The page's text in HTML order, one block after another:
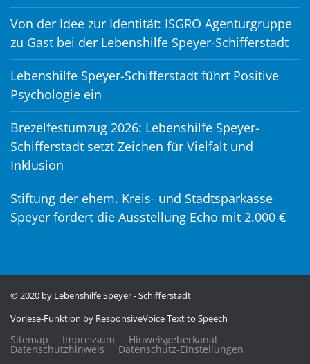
Von der Idee zur Identität: ISGRO Agenturgruppe
zu Gast bei der Lebenshilfe Speyer-Schifferstadt
Lebenshilfe Speyer-Schifferstadt führt Positive
Psychologie ein
Brezelfestumzug 2026: Lebenshilfe Speyer-
Schifferstadt setzt Zeichen für Vielfalt und
Inklusion
Stiftung der ehem. Kreis- und Stadtsparkasse
Speyer fördert die Ausstellung Echo mit 2.000 €
© 2020 by Lebenshilfe Speyer - Schifferstadt
Vorlese-Funktion by ResponsiveVoice Text to Speech
Sitemap Impressum Hinweisgeberkanal
Datenschutzhinweis Datenschutz-Einstellungen